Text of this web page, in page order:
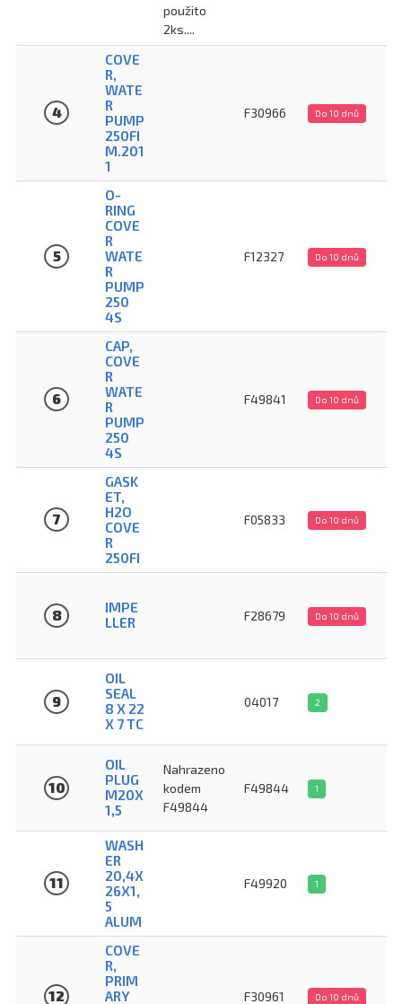
použito
2ks....
4
COVE
R,
WATE
R
PUMP
250FI
M.201
1
F30966 Do 10 dnů
5
O-
RING
COVE
R
WATE
R
PUMP
250
4S
F12327 Do 10 dnů
6
CAP,
COVE
R
WATE
R
PUMP
250
4S
F49841 Do 10 dnů
7
GASK
ET,
H2O
COVE
R
250FI
F05833 Do 10 dnů
8
IMPE
LLER
F28679 Do 10 dnů
9
OIL
SEAL
8 X 22
X 7 TC
04017 2
10
OIL
PLUG
M20X
1,5
Nahrazeno
kodem
F49844
F49844 1
11
WASH
ER
20,4X
26X1,
5
ALUM
F49920 1
12
COVE
R,
PRIM
ARY
F30961 Do 10 dnů